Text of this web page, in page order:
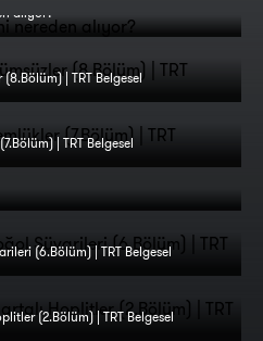
alıyor?
| TRT Belgesel
| TRT Belgesel
(6.Bölüm) | TRT Belgesel
(2.Bölüm) | TRT Belgesel